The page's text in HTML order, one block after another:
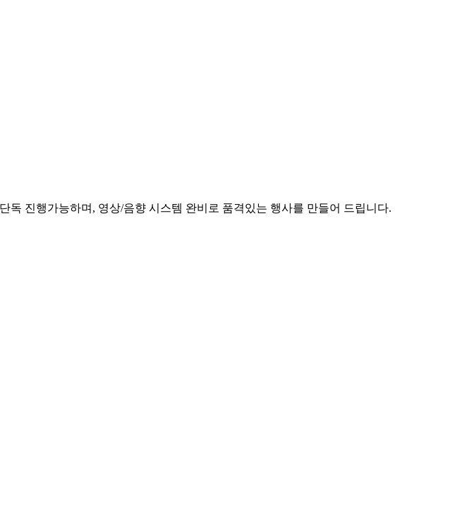
진행가능하며, 영상/음향 시스템 완비로 품격있는 행사를 만들어 드립니다.